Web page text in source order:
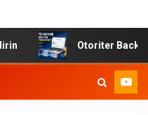
Otoriter Backlink